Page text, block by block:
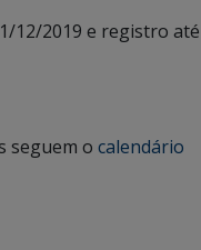
12/2019 e registro até
seguem o calendário